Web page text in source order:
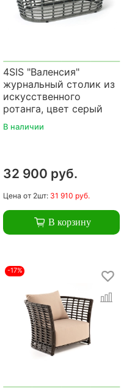
4SIS "Валенсия"
журнальный столик из
искусственного
ротанга, цвет серый
В наличии
32 900 руб.
Цена от 2шт: 31 910 руб.
В корзину
-17%